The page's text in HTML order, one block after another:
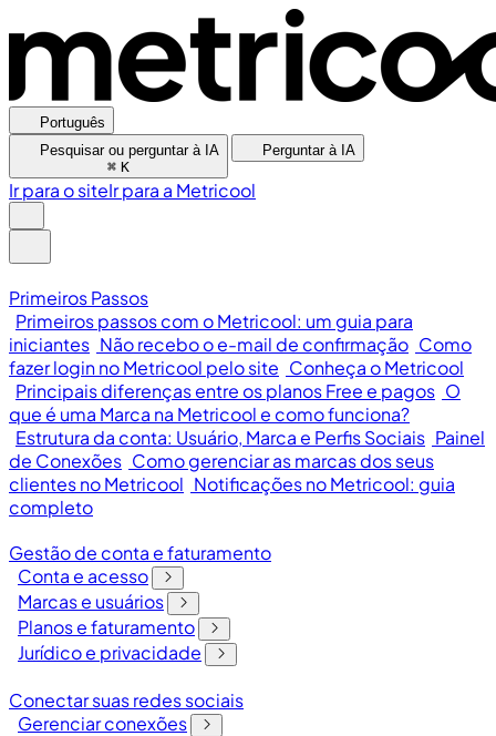
Português
Pesquisar ou perguntar à IA
⌘ K
Perguntar à IA
Ir para o siteIr para a Metricool
Primeiros Passos
Primeiros passos com o Metricool: um guia para
iniciantes Não recebo o e-mail de confirmação Como
fazer login no Metricool pelo site Conheça o Metricool
Principais diferenças entre os planos Free e pagos O
que é uma Marca na Metricool e como funciona?
Estrutura da conta: Usuário, Marca e Perfis Sociais Painel
de Conexões Como gerenciar as marcas dos seus
clientes no Metricool Notificações no Metricool: guia
completo
Gestão de conta e faturamento
Conta e acesso
Marcas e usuários
Planos e faturamento
Jurídico e privacidade
Conectar suas redes sociais
Gerenciar conexões